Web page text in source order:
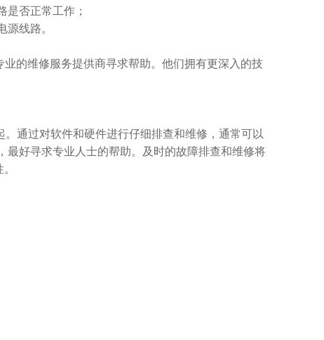
否正常工作；
线路。
的维修服务提供商寻求帮助。他们拥有更深入的技
通过对软件和硬件进行仔细排查和维修，通常可以
好寻求专业人士的帮助。及时的故障排查和维修将